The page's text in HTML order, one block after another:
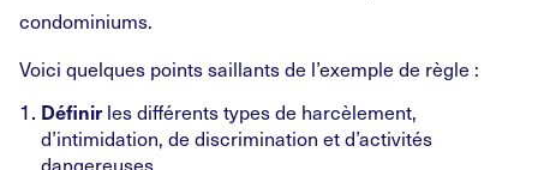
condominiums.
Voici quelques points saillants de l’exemple de règle :
Définirles différents types de harcèlement,
d’intimidation, de discrimination et d’activités
dangereuses